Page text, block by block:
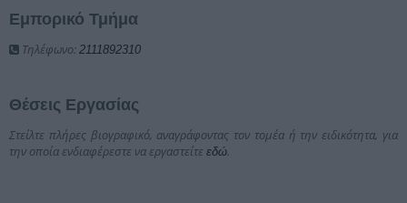
Εμπορικό Τμήμα
Τηλέφωνο: 2111892310
Θέσεις Εργασίας
Στείλτε πλήρες βιογραφικό, αναγράφοντας τον τομέα ή την ειδικότητα, για
την οποία ενδιαφέρεστε να εργαστείτε εδώ.